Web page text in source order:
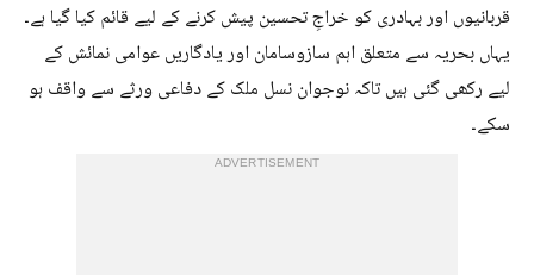
قربانیوں اور بہادری کو خراجِ تحسین پیش کرنے کے لیے قائم کیا گیا ہے۔
یہاں بحریہ سے متعلق اہم سازوسامان اور یادگاریں عوامی نمائش کے
لیے رکھی گئی ہیں تاکہ نوجوان نسل ملک کے دفاعی ورثے سے واقف ہو
سکے۔
ADVERTISEMENT